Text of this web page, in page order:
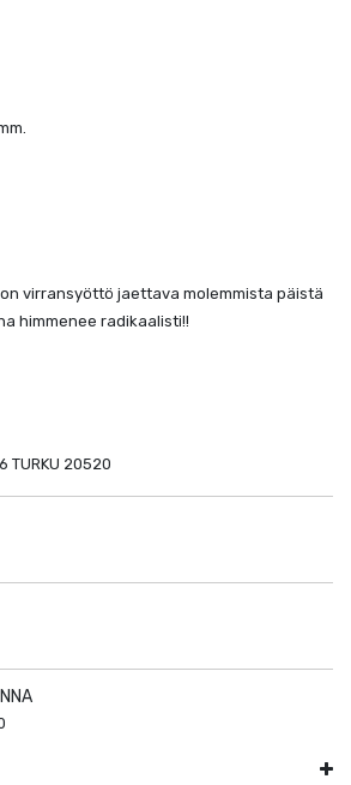
virransyöttö jaettava molemmista päistä
himmenee radikaalisti!!
TURKU 20520